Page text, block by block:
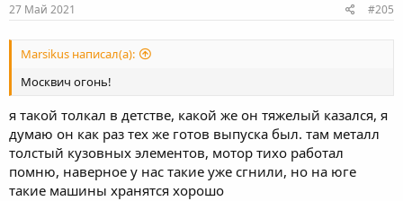
27 Май 2021 #205
Marsikus написал(а):
Москвич огонь!
я такой толкал в детстве, какой же он тяжелый казался, я
думаю он как раз тех же готов выпуска был. там металл
толстый кузовных элементов, мотор тихо работал
помню, наверное у нас такие уже сгнили, но на юге
такие машины хранятся хорошо